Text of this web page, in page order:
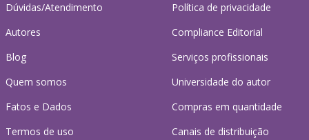
Dúvidas/Atendimento
Autores
Blog
Quem somos
Fatos e Dados
Termos de uso
Política de privacidade
Compliance Editorial
Serviços profissionais
Universidade do autor
Compras em quantidade
Canais de distribuição